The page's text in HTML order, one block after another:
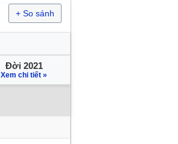
+ So sánh
Đời 2021
Xem chi tiết »